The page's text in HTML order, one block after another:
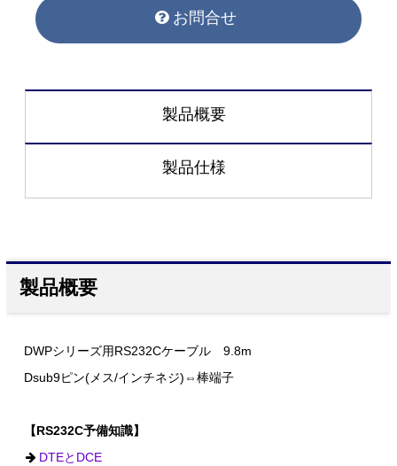
お問合せ
製品概要
製品仕様
製品概要
DWPシリーズ用RS232Cケーブル 9.8m
Dsub9ピン(メス/インチネジ)⇔棒端子
【RS232C予備知識】
DTEとDCE